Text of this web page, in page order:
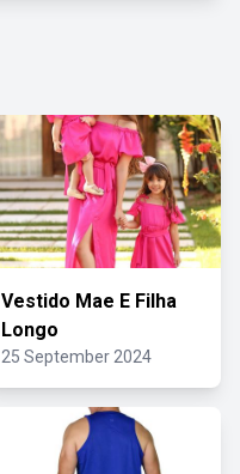
Vestido Mae E Filha
Longo
25 September 2024